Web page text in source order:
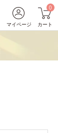
マイページ
0
カート